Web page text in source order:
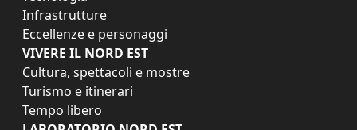
Infrastrutture
Eccellenze e personaggi
VIVERE IL NORD EST
Cultura, spettacoli e mostre
Turismo e itinerari
Tempo libero